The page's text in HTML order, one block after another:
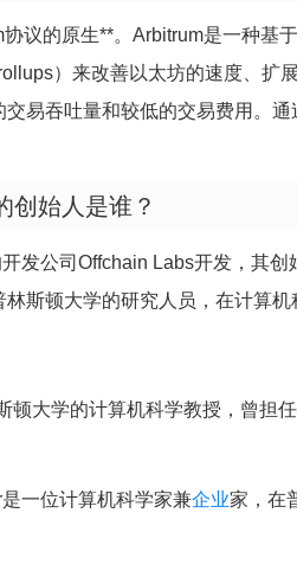
议的原生**。Arbitrum是一种基
）来改善以太坊的速度、扩
交易吞吐量和较低的交易费用。
创始人是谁？
发公司Offchain Labs开发，其
斯顿大学的研究人员，在计算
顿大学的计算机科学教授，曾担
一位计算机科学家兼企业家，在